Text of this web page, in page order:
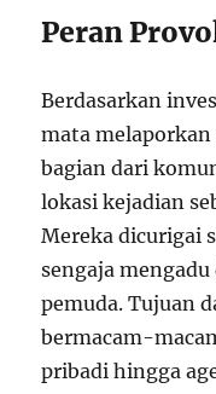
Peran
Berdasarkan
mata
bagian dari
lokasi kejadian
Mereka dicurigai
sengaja
pemuda. Tujuan
bermacam-
pribadi hingga